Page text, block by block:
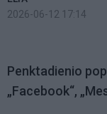
2026-06-12 17:14
Penktadienio
„Facebook“,